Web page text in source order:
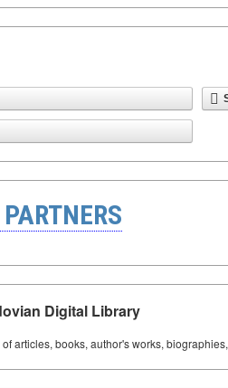
Digital Library
articles, books, author's works,